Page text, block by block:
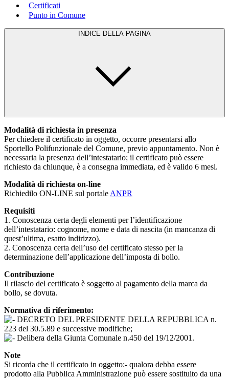
Certificati
Punto in Comune
INDICE DELLA PAGINA
Modalità di richiesta in presenza
Per chiedere il certificato in oggetto, occorre presentarsi allo
Sportello Polifunzionale del Comune, previo appuntamento. Non è
necessaria la presenza dell’intestatario; il certificato può essere
richiesto da chiunque, è a consegna immediata, ed è valido 6 mesi.
Modalità di richiesta on-line
Richiedilo ON-LINE sul portale ANPR
Requisiti
1. Conoscenza certa degli elementi per l’identificazione
dell’intestatario: cognome, nome e data di nascita (in mancanza di
quest’ultima, esatto indirizzo).
2. Conoscenza certa dell’uso del certificato stesso per la
determinazione dell’applicazione dell’imposta di bollo.
Contribuzione
Il rilascio del certificato è soggetto al pagamento della marca da
bollo, se dovuta.
Normativa di riferimento:
DECRETO DEL PRESIDENTE DELLA REPUBBLICA n.
223 del 30.5.89 e successive modifiche;
Delibera della Giunta Comunale n.450 del 19/12/2001.
Note
Si ricorda che il certificato in oggetto:- qualora debba essere
prodotto alla Pubblica Amministrazione può essere sostituito da una